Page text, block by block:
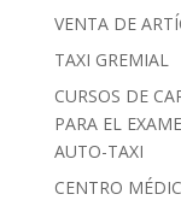
VENTA DE
TAXI GREMIAL
CURSOS DE
PARA EL
AUTO-TAXI
CENTRO